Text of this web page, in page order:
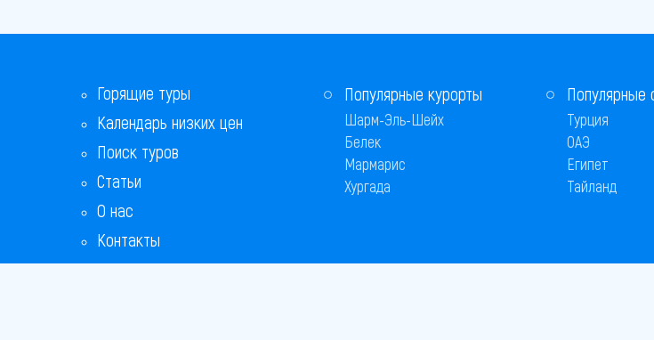
Горящие туры
Календарь низких цен
Поиск туров
Статьи
О нас
Контакты
Бонусная программа
Популярные курорты
Шарм-Эль-Шейх
Белек
Мармарис
Хургада
Популярные
Турция
ОАЭ
Египет
Тайланд